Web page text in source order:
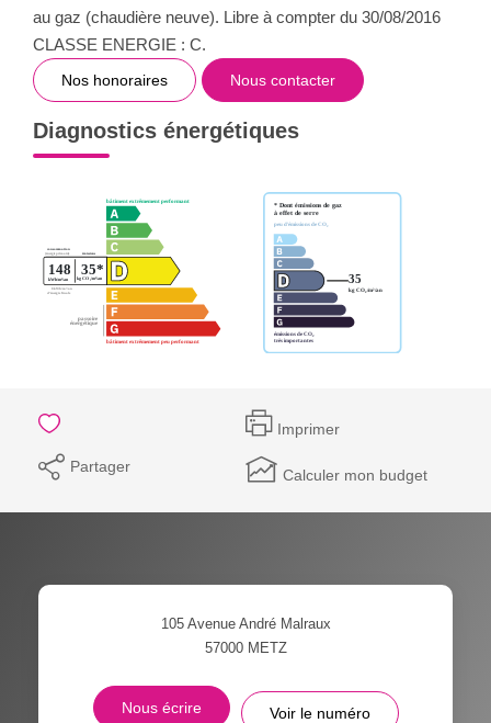
au gaz (chaudière neuve). Libre à compter du 30/08/2016
CLASSE ENERGIE : C.
Nos honoraires Nous contacter
Diagnostics énergétiques
Imprimer
Partager Calculer mon budget
105 Avenue André Malraux
57000 METZ
Nous écrire Voir le numéro